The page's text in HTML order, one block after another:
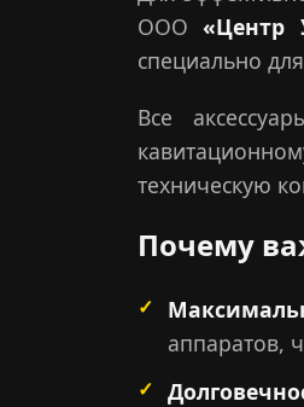
ООО«Центр
специально
Все
техническую
Почему
аппаратов,